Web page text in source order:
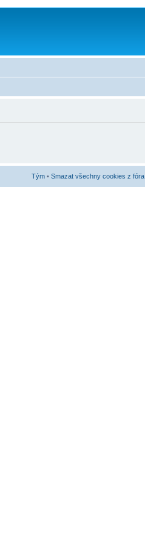
Tým • Smazat všechny cookies z fóra